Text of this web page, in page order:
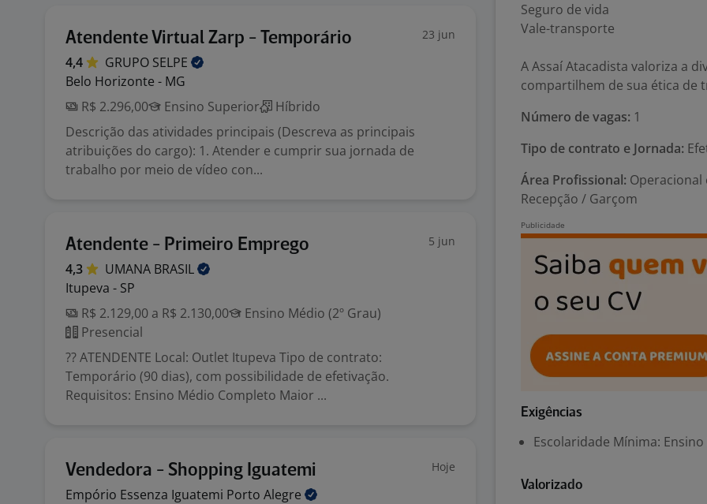
Atendente Virtual Zarp - Temporário 23 jun
4,4 GRUPO SELPE
Belo Horizonte - MG
R$ 2.296,00
Ensino Superior
Híbrido
Descrição das atividades principais (Descreva as principais
atribuições do cargo): 1. Atender e cumprir sua jornada de
trabalho por meio de vídeo con...
Atendente - Primeiro Emprego 5 jun
4,3 UMANA BRASIL
Itupeva - SP
R$ 2.129,00 a R$ 2.130,00
Ensino Médio (2º Grau)
Presencial
?? ATENDENTE Local: Outlet Itupeva Tipo de contrato:
Temporário (90 dias), com possibilidade de efetivação.
Requisitos: Ensino Médio Completo Maior ...
Vendedora - Shopping Iguatemi Hoje
Empório Essenza Iguatemi Porto Alegre
Seguro de vida
Vale-transporte
A Assaí Atacadista valoriza a
compartilhem de sua ética de
Número de vagas: 1
Tipo de contrato e Jornada:
Área Profissional:
Recepção / Garçom
Exigências
Escolaridade Mínima: Ensino
Valorizado